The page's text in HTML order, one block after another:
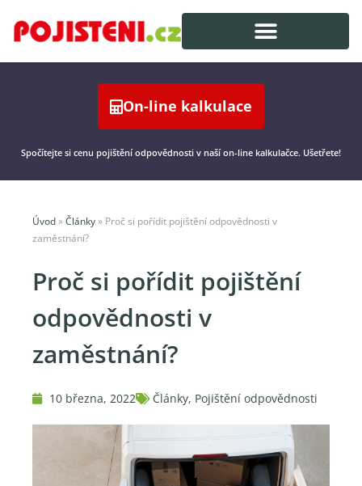
On-line kalkulace
Spočítejte si cenu pojištění odpovědnosti v naší on-line kalkulačce. Ušetřete!
Úvod » Články » Proč si pořídit pojištění odpovědnosti v
zaměstnání?
Proč si pořídit pojištění
odpovědnosti v
zaměstnání?
10 března, 2022 Články, Pojištění odpovědnosti